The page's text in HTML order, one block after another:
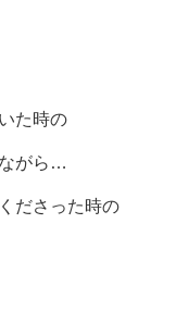
た時の
がら…
ださった時の